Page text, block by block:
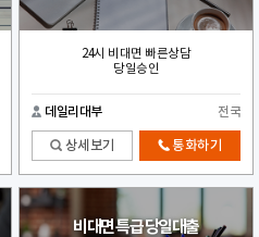
24시 비대면 빠른상담
당일승인
데일리대부 전국
상세보기 통화하기
비대면 특급 당일대출